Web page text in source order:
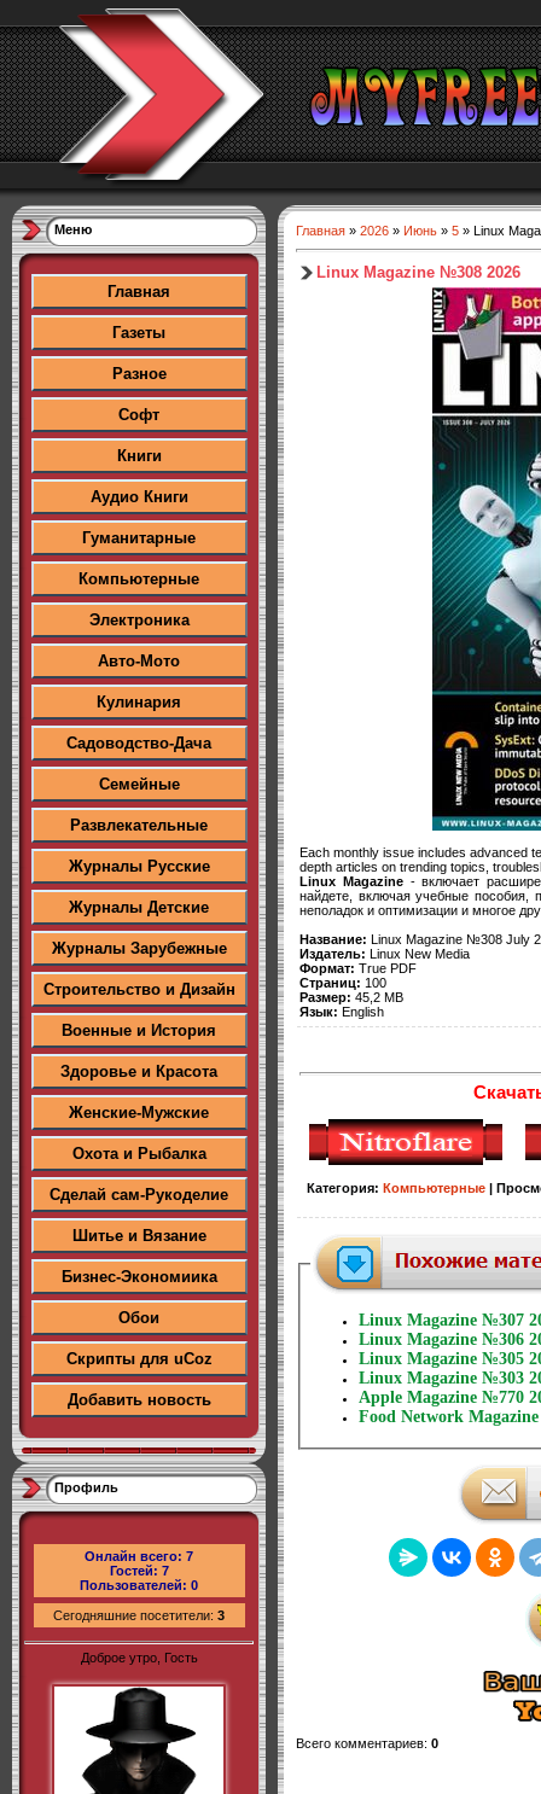
Меню
Главная
Газеты
Разное
Софт
Книги
Аудио Книги
Гуманитарные
Компьютерные
Электроника
Авто-Мото
Кулинария
Садоводство-Дача
Семейные
Развлекательные
Журналы Русские
Журналы Детские
Журналы Зарубежные
Строительство и Дизайн
Военные и История
Здоровье и Красота
Женские-Мужские
Охота и Рыбалка
Сделай сам-Рукоделие
Шитье и Вязание
Бизнес-Экономиика
Обои
Скрипты для uCoz
Добавить новость
Профиль
Онлайн всего: 7
Гостей: 7
Пользователей: 0
Сегодняшние посетители: 3
Доброе утро, Гость
Главная » 2026 » Июнь » 5 » Linux
Linux Magazine №308 2026
Each monthly issue includes advanced
depth articles on trending topics,
Linux Magazine- включает
найдете, включая учебные пособия,
неполадок и оптимизации и многое
Название: Linux Magazine №308 July
Издатель: Linux New Media
Формат: True PDF
Страниц: 100
Размер: 45,2 MB
Язык: English
Категория: Компьютерные|
Linux Magazine №307
Linux Magazine №306
Linux Magazine №305
Linux Magazine №303
Apple Magazine №770
Food Network
Всего комментариев: 0